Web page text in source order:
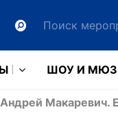
ШОУ И
Андрей Макаревич.